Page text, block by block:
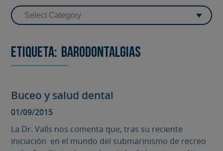
Etiqueta: barodontalgias
Buceo y salud dental
01/09/2015
La Dr. Valls nos comenta que, tras su reciente
iniciación en el mundo del submarinismo de recreo